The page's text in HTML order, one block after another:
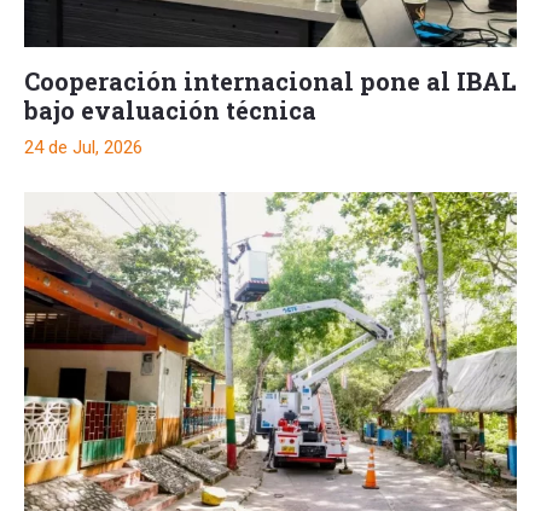
Cooperación internacional pone al IBAL
bajo evaluación técnica
24 de Jul, 2026